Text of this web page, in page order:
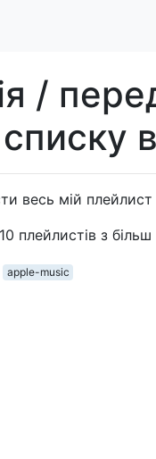
/
весь мій
плейлистів з більш
apple-music